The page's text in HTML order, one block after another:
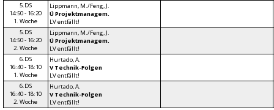
5.DS
14:50 - 16:20
1. Woche
Lippmann, M./Feng, J.
Ü Projektmanagem.
LV entfällt!
5.DS
14:50 - 16:20
2. Woche
Lippmann, M./Feng, J.
Ü Projektmanagem.
LV entfällt!
6.DS
16:40 - 18:10
1. Woche
Hurtado, A.
V Technik-Folgen
LV entfällt!
6.DS
16:40 - 18:10
2. Woche
Hurtado, A.
V Technik-Folgen
LV entfällt!